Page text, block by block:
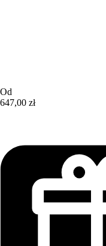
Od
647,00 zł